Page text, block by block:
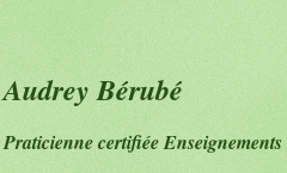
Audrey Bérubé
Praticienne certifiée